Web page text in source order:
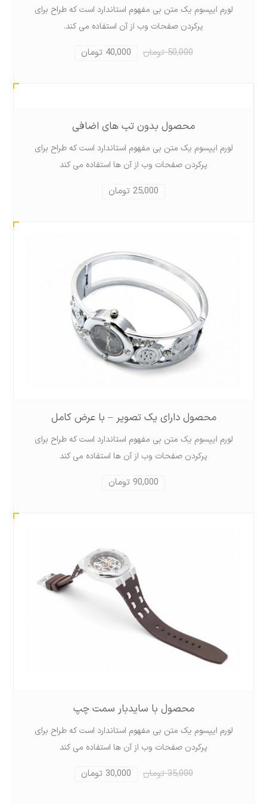
لورم ايپسوم يک متن بی مفهوم استاندارد است که طراح برای
پرکردن صفحات وب از آن استفاده می کند.
50,000 تومان 40,000 تومان
محصول بدون تب های اضافی
لورم ايپسوم يک متن بی مفهوم استاندارد است که طراح برای
پرکردن صفحات وب از آن ها استفاده می کند
25,000 تومان
محصول دارای یک تصویر – با عرض کامل
لورم ايپسوم يک متن بی مفهوم استاندارد است که طراح برای
پرکردن صفحات وب از آن ها استفاده می کند
90,000 تومان
محصول با سایدبار سمت چپ
لورم ايپسوم يک متن بی مفهوم استاندارد است که طراح برای
پرکردن صفحات وب از آن ها استفاده می کند
35,000 تومان 30,000 تومان